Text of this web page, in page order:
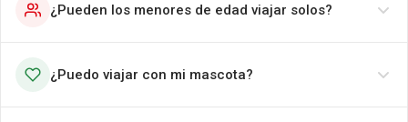
¿Pueden los menores de edad viajar solos?
¿Puedo viajar con mi mascota?